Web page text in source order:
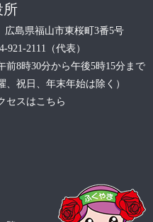
所
島県福山市東桜町3番5号
921-2111（代表）
前8時30分から午後5時15分まで
、祝日、年末年始は除く）
セスはこちら